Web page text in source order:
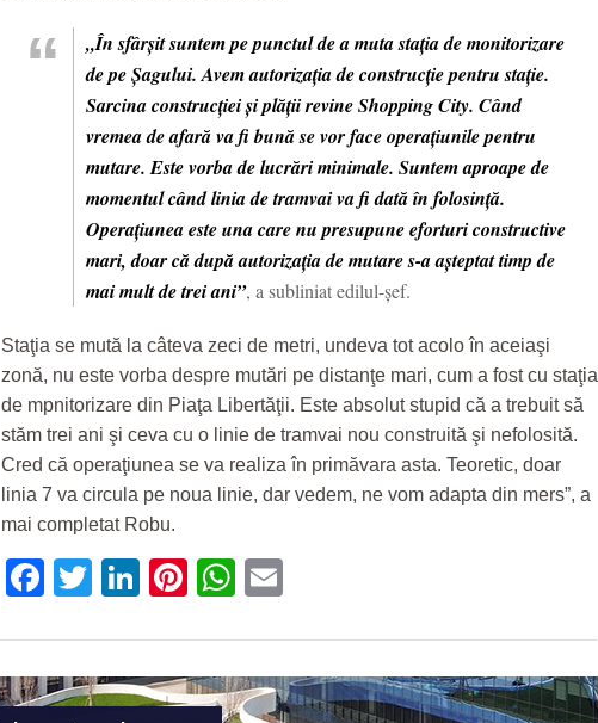
„În sfârşit suntem pe punctul de a muta staţia de monitorizare
de pe Şagului. Avem autorizaţia de construcţie pentru staţie.
Sarcina construcţiei şi plăţii revine Shopping City. Când
vremea de afară va fi bună se vor face operaţiunile pentru
mutare. Este vorba de lucrări minimale. Suntem aproape de
momentul când linia de tramvai va fi dată în folosinţă.
Operaţiunea este una care nu presupune eforturi constructive
mari, doar că după autorizaţia de mutare s-a aşteptat timp de
mai mult de trei ani”, a subliniat edilul-şef.
Staţia se mută la câteva zeci de metri, undeva tot acolo în aceiaşi
zonă, nu este vorba despre mutări pe distanţe mari, cum a fost cu staţia
de mpnitorizare din Piaţa Libertăţii. Este absolut stupid că a trebuit să
stăm trei ani şi ceva cu o linie de tramvai nou construită şi nefolosită.
Cred că operaţiunea se va realiza în primăvara asta. Teoretic, doar
linia 7 va circula pe noua linie, dar vedem, ne vom adapta din mers”, a
mai completat Robu.
Facebook
Twitter
LinkedIn
Pinterest
WhatsApp